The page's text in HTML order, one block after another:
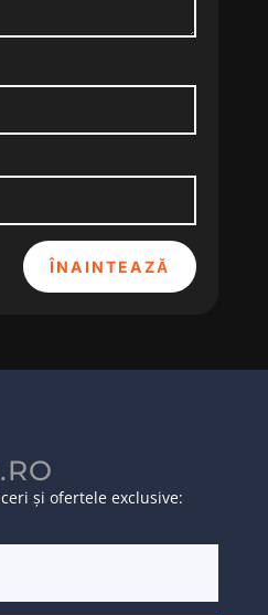
ÎNAINTEAZĂ
și ofertele exclusive: